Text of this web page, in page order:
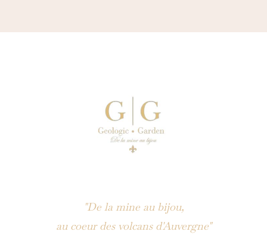
"De la mine au bijou,
au coeur des volcans d'Auvergne"